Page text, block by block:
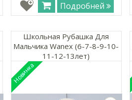
Подробней
Школьная Рубашка Для
Мальчика Wanex (6-7-8-9-10-
11-12-13лет)